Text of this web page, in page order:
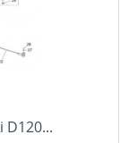
D120...